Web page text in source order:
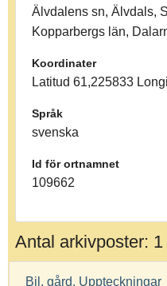
Älvdalens sn, Älvdals,
Kopparbergs län,
Koordinater
Latitud 61,225833
Språk
svenska
Id för ortnamnet
109662
Antal arkivposter: 1
Bil, gård, Uppteckningar